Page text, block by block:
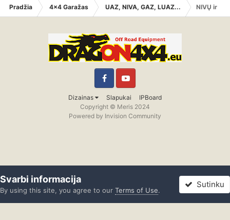
Pradžia 4x4 Garažas UAZ, NIVA, GAZ, LUAZ... NIVŲ ir
Dizainas Slapukai IPBoard
FacebookYouTube
Copyright © Meris 2024
Powered by Invision Community
Svarbi informacija
By using this site, you agree to our Terms of Use.
Sutinku
Forumas Neskaityta Prisijungti Registracija Daugiau